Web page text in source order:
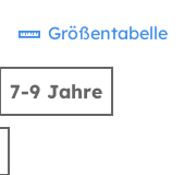
Größentabelle
7-9 Jahre